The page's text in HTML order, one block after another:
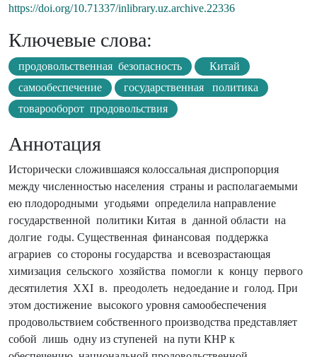
https://doi.org/10.71337/inlibrary.uz.archive.22336
Ключевые слова:
продовольственная безопасность
Китай
самообеспечение
государственная политика
товарооборот продовольствия
Аннотация
Исторически сложившаяся колоссальная диспропорция
между численностью населения страны и располагаемыми
ею плодородными угодьями определила направление
государственной поли­тики Китая в данной области на
долгие годы. Существенная финансовая поддержка
аграриев со стороны государства и всевозрастающая
химизация сельского хозяйства помогли к концу первого
десятилетия XXI в. преодолеть недоедание и голод. При
этом достижение высокого уровня самоо­беспечения
продовольствием собственного производства представляет
собой лишь одну из ступе­ней на пути КНР к